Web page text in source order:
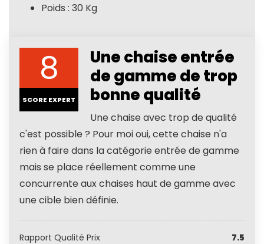
Poids : 30 Kg
8
SCORE EXPERT
Une chaise entrée
de gamme de trop
bonne qualité
Une chaise avec trop de qualité
c'est possible ? Pour moi oui, cette chaise n'a
rien à faire dans la catégorie entrée de gamme
mais se place réellement comme une
concurrente aux chaises haut de gamme avec
une cible bien définie.
Rapport Qualité Prix 7.5